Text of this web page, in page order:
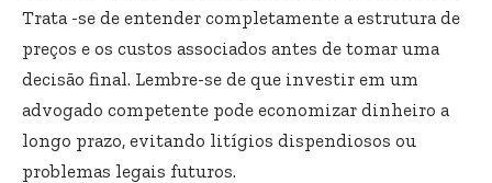
Trata -se de entender completamente a estrutura de
preços e os custos associados antes de tomar uma
decisão final. Lembre-se de que investir em um
advogado competente pode economizar dinheiro a
longo prazo, evitando litígios dispendiosos ou
problemas legais futuros.